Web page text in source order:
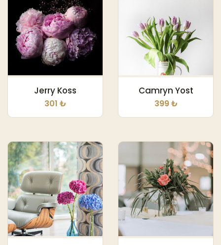
Jerry Koss
301 ₺
Camryn Yost
399 ₺